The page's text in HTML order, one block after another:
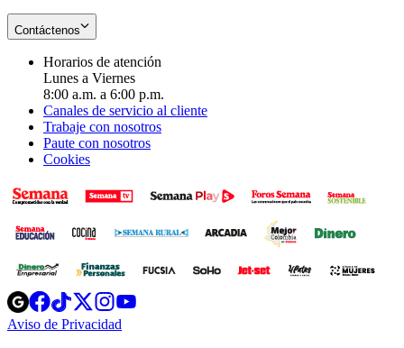
Contáctenos
Horarios de atención
Lunes a Viernes
8:00 a.m. a 6:00 p.m.
Canales de servicio al cliente
Trabaje con nosotros
Paute con nosotros
Cookies
Opens
in
new
Opens
in
new
Opens
in
new
Opens
new
Aviso de Privacidad